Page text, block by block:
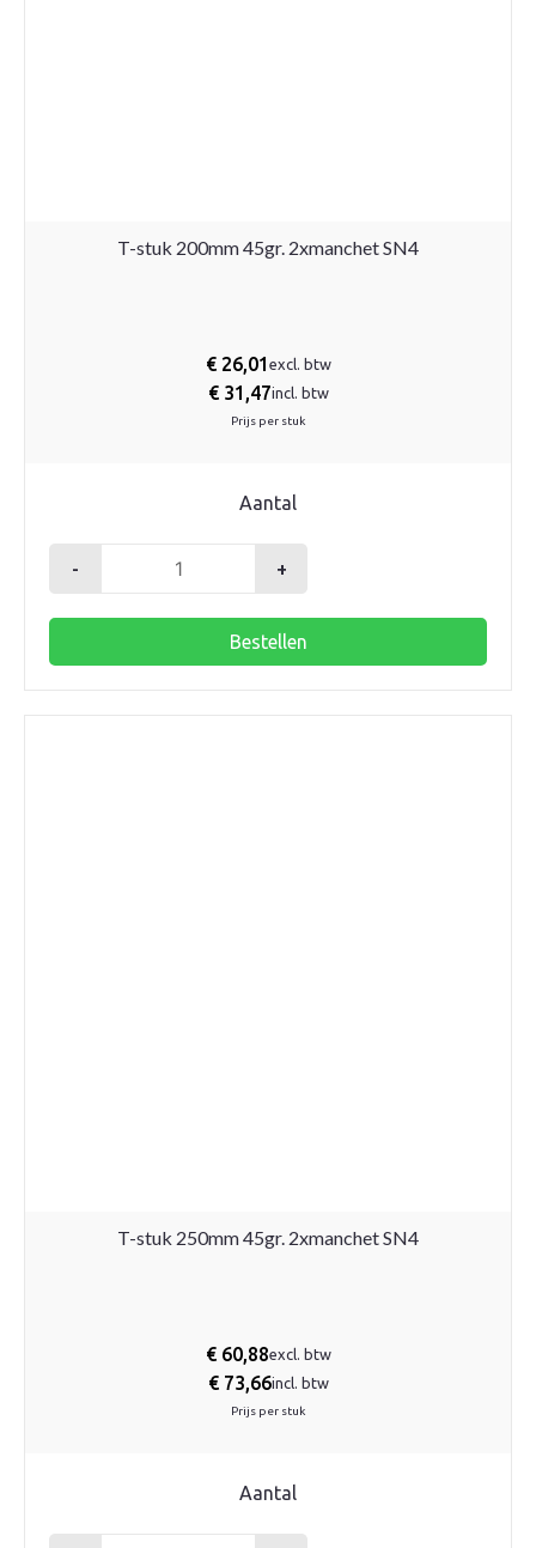
T-stuk 200mm 45gr. 2xmanchet SN4
€26,01 excl. btw
€31,47incl. btw
Prijs per stuk
Aantal
-
stuk
+
Bestellen
T-stuk 250mm 45gr. 2xmanchet SN4
€60,88excl. btw
€73,66incl. btw
Prijs per stuk
Aantal